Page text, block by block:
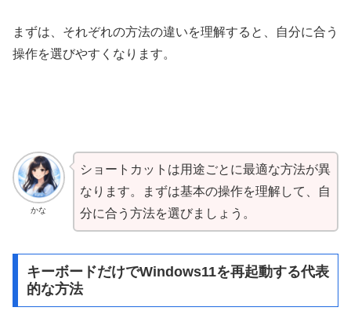
まずは、それぞれの方法の違いを理解すると、自分に合う
操作を選びやすくなります。
かな
ショートカットは用途ごとに最適な方法が異
なります。まずは基本の操作を理解して、自
分に合う方法を選びましょう。
キーボードだけでWindows11を再起動する代表
的な方法